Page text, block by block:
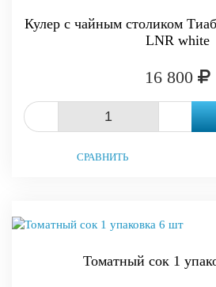
Кулер с чайным столиком
LNR white
16 800
СРАВНИТЬ
Томатный сок 1